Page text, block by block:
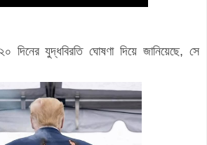
দিনের যুদ্ধবিরতি ঘোষণা দিয়ে জানিয়েছে, সে